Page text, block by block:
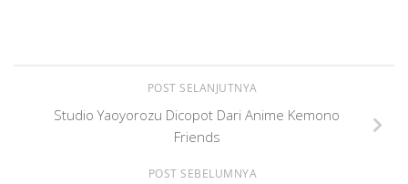
POST SELANJUTNYA
Studio Yaoyorozu Dicopot Dari Anime Kemono
Friends
POST SEBELUMNYA